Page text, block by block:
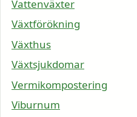
Vattenväxter
Växtförökning
Växthus
Växtsjukdomar
Vermikompostering
Viburnum